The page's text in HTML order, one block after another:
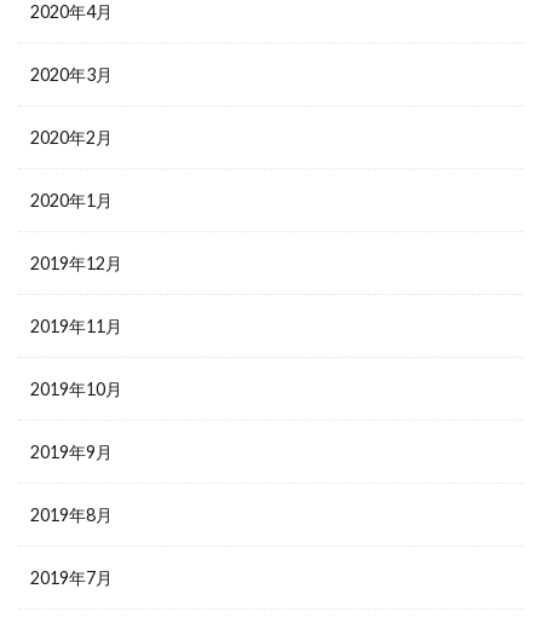
2020年4月
2020年3月
2020年2月
2020年1月
2019年12月
2019年11月
2019年10月
2019年9月
2019年8月
2019年7月